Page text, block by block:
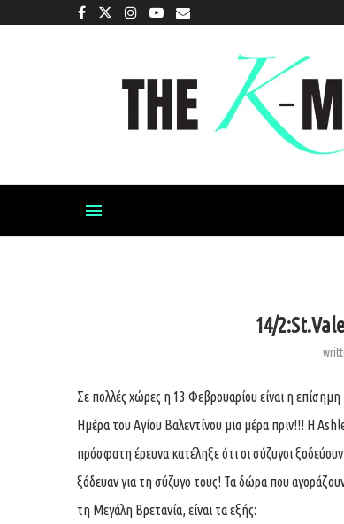
14/
Σε πολλές χώρες η 13 Φεβρουαρίου είναι η επίσημη
Ημέρα του Αγίου Βαλεντίνου μια μέρα πριν!!! Η
πρόσφατη έρευνα κατέληξε ότι οι σύζυγοι
ξόδευαν για τη σύζυγο τους! Τα δώρα που
τη Μεγάλη Βρετανία, είναι τα εξής: